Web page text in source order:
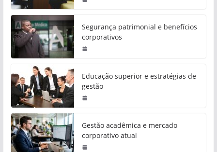
Segurança patrimonial e benefícios
corporativos
Educação superior e estratégias de
gestão
Gestão acadêmica e mercado
corporativo atual